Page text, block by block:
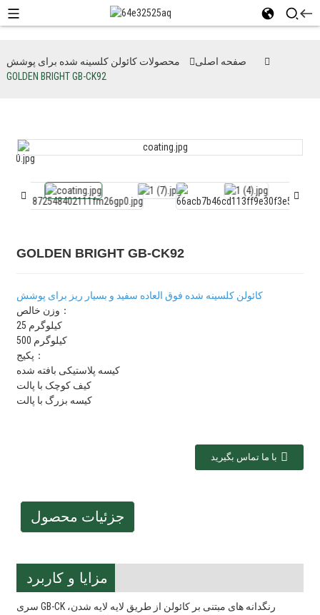
صفحه اصلی
محصولات کائولن کلسینه شده برای پوشش
GOLDEN BRIGHT GB-CK92
GOLDEN BRIGHT GB-CK92
کائولن کلسینه شده فوق العاده سفید و بسیار ریز برای پوشش
وزن خالص：
25 کیلوگرم
500 کیلوگرم
پکیج：
کیسه پلاستیکی بافته شده
کیف کوچک با پالت
کیسه بزرگ با پالت
با ما تماس بگیرید
جزئیات محصول
مزایا و کاربرد
سری GB-CK رنگدانه های مبتنی بر کائولن از طریق لایه لایه شدن،